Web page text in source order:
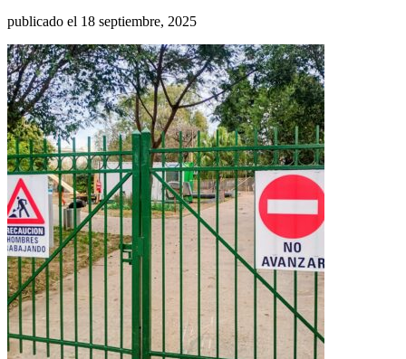
publicado el 18 septiembre, 2025